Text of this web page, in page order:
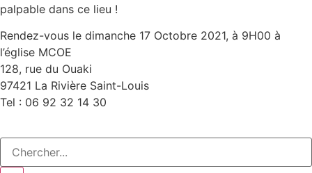
palpable dans ce lieu !
Rendez-vous le dimanche 17 Octobre 2021, à 9H00 à
l’église MCOE
128, rue du Ouaki
97421 La Rivière Saint-Louis
Tel : 06 92 32 14 30